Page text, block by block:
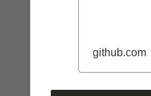
github.com